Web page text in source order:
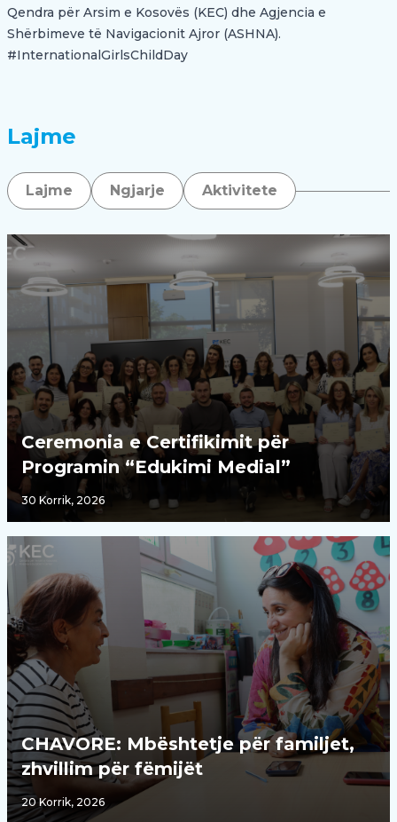
Qendra për Arsim e Kosovës (KEC) dhe Agjencia e
Shërbimeve të Navigacionit Ajror (ASHNA).
#InternationalGirlsChildDay
Lajme
Lajme Ngjarje Aktivitete
Ceremonia e Certifikimit për
Programin “Edukimi Medial”
30 Korrik, 2026
CHAVORE: Mbështetje për familjet,
zhvillim për fëmijët
20 Korrik, 2026